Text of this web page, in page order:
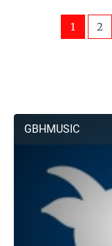
1 2